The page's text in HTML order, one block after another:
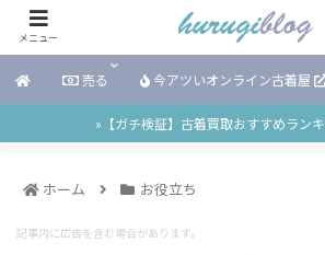
売る 今アツいオンライン古着屋
»【ガチ検証】古着買取おすすめラン
ホーム お役立ち
記事内に広告を含む場合があります。
メニュー